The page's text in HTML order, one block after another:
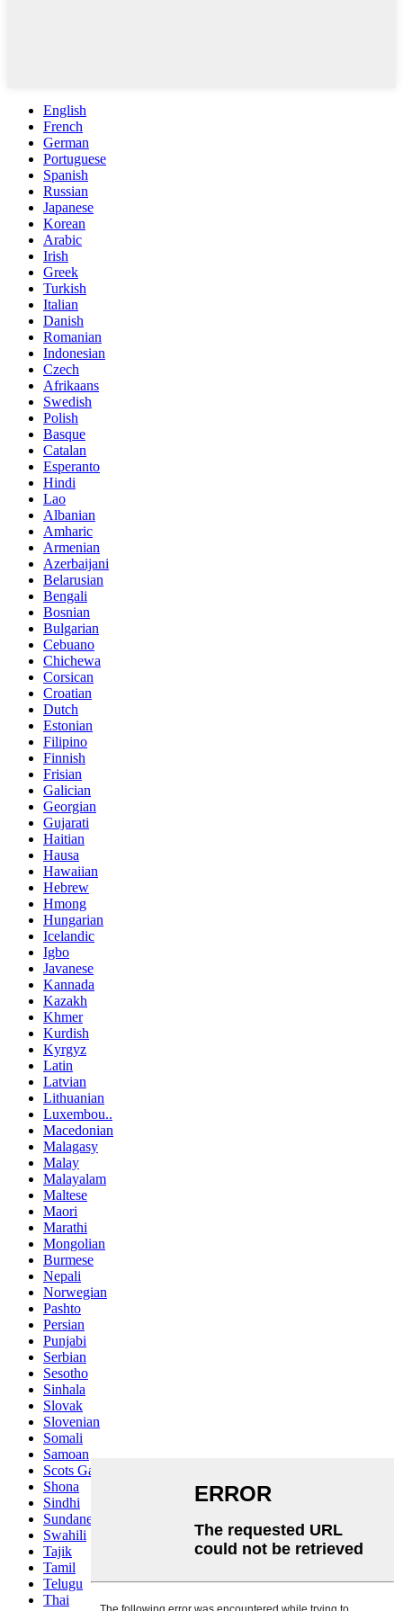
English
French
German
Portuguese
Spanish
Russian
Japanese
Korean
Arabic
Irish
Greek
Turkish
Italian
Danish
Romanian
Indonesian
Czech
Afrikaans
Swedish
Polish
Basque
Catalan
Esperanto
Hindi
Lao
Albanian
Amharic
Armenian
Azerbaijani
Belarusian
Bengali
Bosnian
Bulgarian
Cebuano
Chichewa
Corsican
Croatian
Dutch
Estonian
Filipino
Finnish
Frisian
Galician
Georgian
Gujarati
Haitian
Hausa
Hawaiian
Hebrew
Hmong
Hungarian
Icelandic
Igbo
Javanese
Kannada
Kazakh
Khmer
Kurdish
Kyrgyz
Latin
Latvian
Lithuanian
Luxembou..
Macedonian
Malagasy
Malay
Malayalam
Maltese
Maori
Marathi
Mongolian
Burmese
Nepali
Norwegian
Pashto
Persian
Punjabi
Serbian
Sesotho
Sinhala
Slovak
Slovenian
Somali
Samoan
Scots Gaelic
Shona
Sindhi
Sundanese
Swahili
Tajik
Tamil
Telugu
Thai